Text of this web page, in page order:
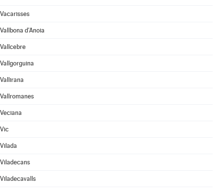
Vacarisses
Vallbona d'Anoia
Vallcebre
Vallgorguina
Vallirana
Vallromanes
Veciana
Vic
Vilada
Viladecans
Viladecavalls